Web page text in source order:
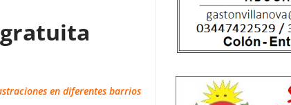
en diferentes barrios